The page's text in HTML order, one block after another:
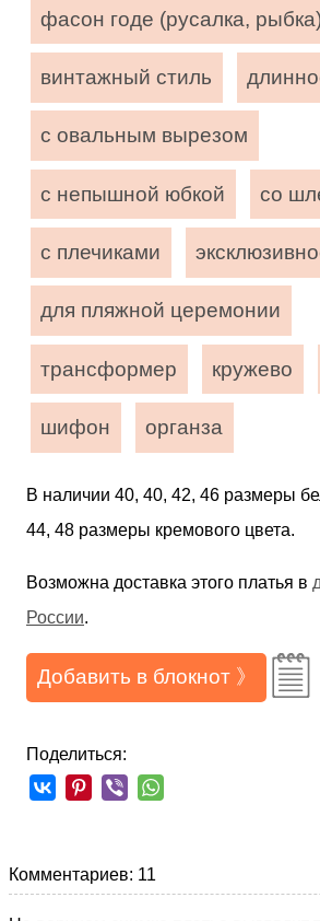
фасон годе (русалка, рыбка)
винтажный стиль
с овальным вырезом
с непышной юбкой со
с плечиками
для пляжной церемонии
трансформер кружево
шифон органза
В наличии 40, 40, 42, 46 размеры
44, 48 размеры кремового цвета.
Возможна доставка этого платья в
России.
Добавить в блокнот 》
Поделиться:
Комментариев: 11